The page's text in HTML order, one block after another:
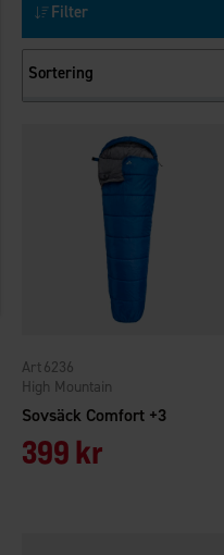
Filter
Sortering
Sovsäck Comfort +3
High Mountain
6236
399 kr